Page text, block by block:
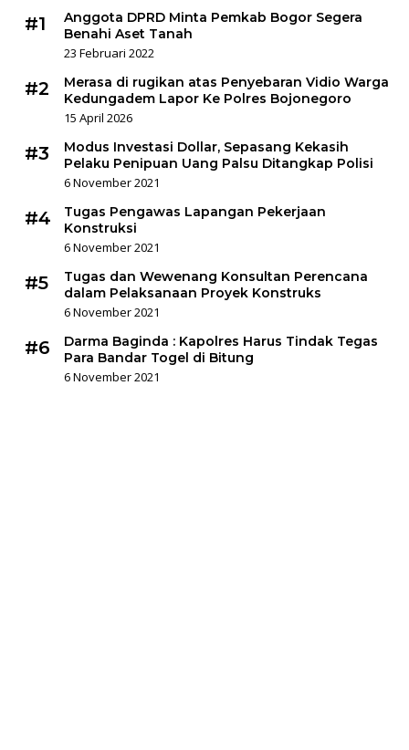
#1
Anggota DPRD Minta Pemkab Bogor Segera
Benahi Aset Tanah
23 Februari 2022
#2
Merasa di rugikan atas Penyebaran Vidio Warga
Kedungadem Lapor Ke Polres Bojonegoro
15 April 2026
#3
Modus Investasi Dollar, Sepasang Kekasih
Pelaku Penipuan Uang Palsu Ditangkap Polisi
6 November 2021
#4
Tugas Pengawas Lapangan Pekerjaan
Konstruksi
6 November 2021
#5
Tugas dan Wewenang Konsultan Perencana
dalam Pelaksanaan Proyek Konstruks
6 November 2021
#6
Darma Baginda : Kapolres Harus Tindak Tegas
Para Bandar Togel di Bitung
6 November 2021